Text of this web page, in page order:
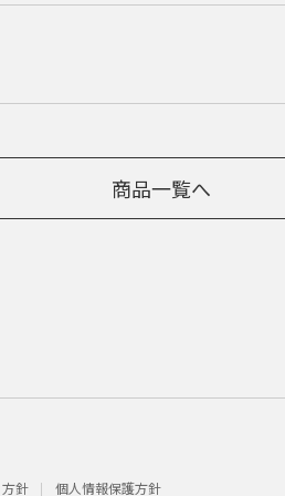
商品一覧へ
針 個人情報保護方針